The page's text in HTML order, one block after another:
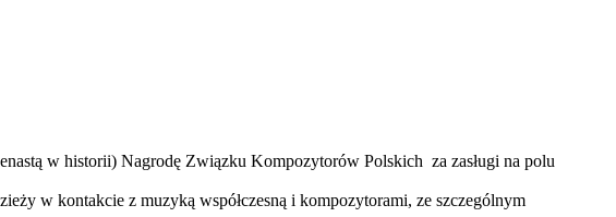
w historii) Nagrodę Związku Kompozytorów Polskich za zasługi na polu
w kontakcie z muzyką współczesną i kompozytorami, ze szczególnym